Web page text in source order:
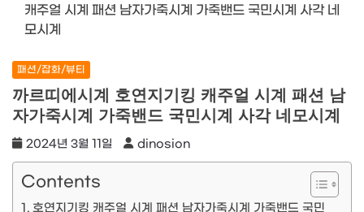
캐주얼 시계 패션 남자가죽시계 가죽밴드 국민시계 사각 네
모시계
패션/잡화/뷰티
까르띠에시계 호연지기킹 캐주얼 시계 패션 남
자가죽시계 가죽밴드 국민시계 사각 네모시계
2024년 3월 11일 dinosion
Contents
호연지기킹 캐주얼 시계 패션 남자가죽시계 가죽밴드 국민